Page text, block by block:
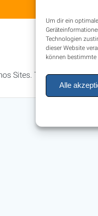
Um dir ein
Technologien
dieser Website
können bestimmte
Alle
Sites. This is your first